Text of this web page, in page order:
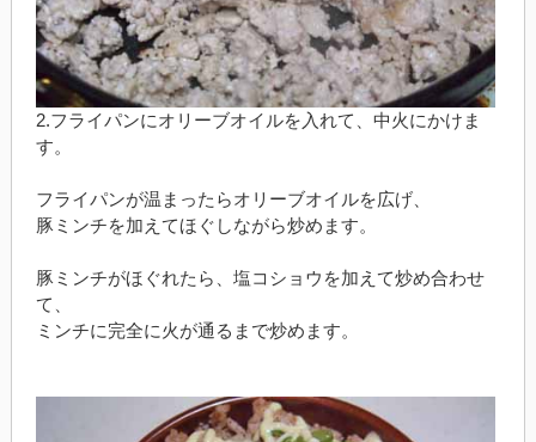
2.フライパンにオリーブオイルを入れて、中火にかけま
す。
フライパンが温まったらオリーブオイルを広げ、
豚ミンチを加えてほぐしながら炒めます。
豚ミンチがほぐれたら、塩コショウを加えて炒め合わせ
て、
ミンチに完全に火が通るまで炒めます。